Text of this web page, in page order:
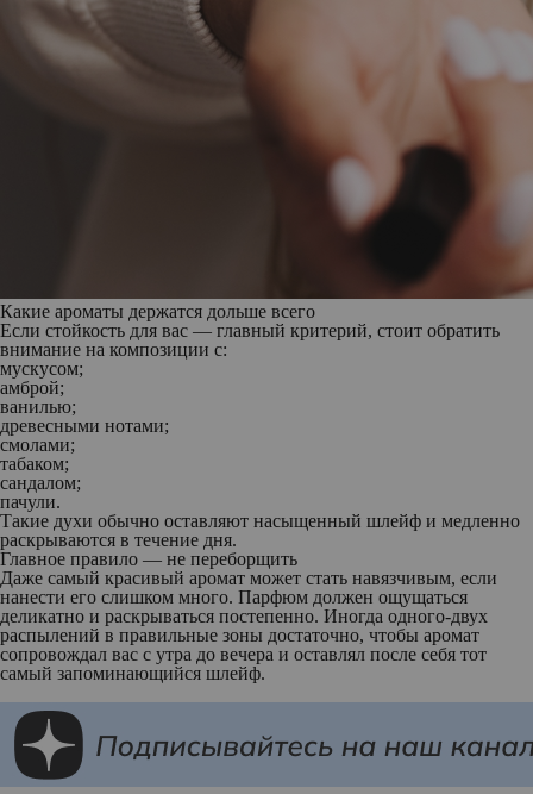
Какие ароматы держатся дольше всего
Если стойкость для вас — главный критерий, стоит обратить
внимание на композиции с:
мускусом;
амброй;
ванилью;
древесными нотами;
смолами;
табаком;
сандалом;
пачули.
Такие духи обычно оставляют насыщенный шлейф и медленно
раскрываются в течение дня.
Главное правило — не переборщить
Даже самый красивый аромат может стать навязчивым, если
нанести его слишком много. Парфюм должен ощущаться
деликатно и раскрываться постепенно. Иногда одного-двух
распылений в правильные зоны достаточно, чтобы аромат
сопровождал вас с утра до вечера и оставлял после себя тот
самый запоминающийся шлейф.